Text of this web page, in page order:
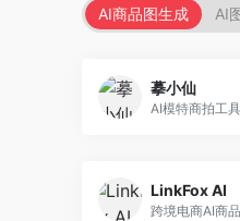
AI商品图生成 AI
摹小仙
LinkFox AI